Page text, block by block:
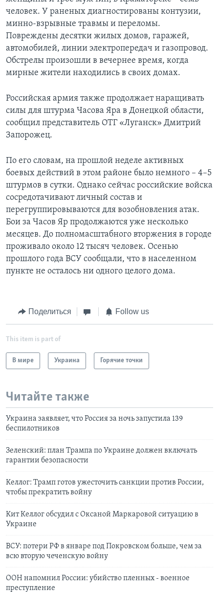
человек. У раненых диагностированы контузии,
минно-взрывные травмы и переломы.
Повреждены десятки жилых домов, гаражей,
автомобилей, линии электропередач и газопровод.
Обстрелы произошли в вечернее время, когда
мирные жители находились в своих домах.
Российская армия также продолжает наращивать
силы для штурма Часова Яра в Донецкой области,
сообщил представитель ОТГ «Луганск» Дмитрий
Запорожец.
По его словам, на прошлой неделе активных
боевых действий в этом районе было немного – 4–5
штурмов в сутки. Однако сейчас российские войска
сосредотачивают личный состав и
перегруппировываются для возобновления атак.
Бои за Часов Яр продолжаются уже несколько
месяцев. До полномасштабного вторжения в городе
проживало около 12 тысяч человек. Осенью
прошлого года ВСУ сообщали, что в населенном
пункте не осталось ни одного целого дома.
Поделиться Follow us
This item is part of
В мире Украина Горячие точки
Читайте также
Украина заявляет, что Россия за ночь запустила 139
беспилотников
Зеленский: план Трампа по Украине должен включать
гарантии безопасности
Келлог: Трамп готов ужесточить санкции против России,
чтобы прекратить войну
Кит Келлог обсудил с Оксаной Маркаровой ситуацию в
Украине
ВСУ: потери РФ в январе под Покровском больше, чем за
всю вторую чеченскую войну
ООН напомнил России: убийство пленных - военное
преступление